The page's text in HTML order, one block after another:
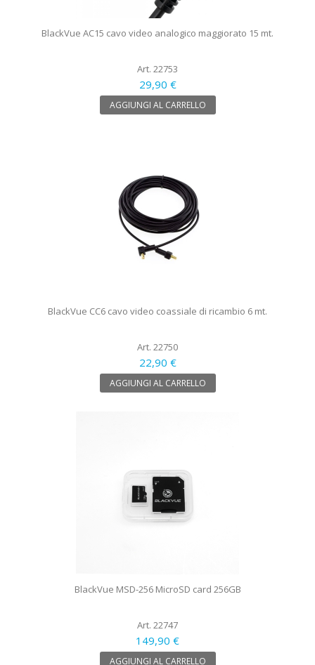
BlackVue AC15 cavo video analogico maggiorato 15 mt.
Art. 22753
29,90 €
AGGIUNGI AL CARRELLO
BlackVue CC6 cavo video coassiale di ricambio 6 mt.
Art. 22750
22,90 €
AGGIUNGI AL CARRELLO
BlackVue MSD-256 MicroSD card 256GB
Art. 22747
149,90 €
AGGIUNGI AL CARRELLO